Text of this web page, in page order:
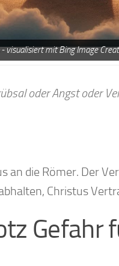
visualisiert mit Bing Image
oder Angst oder
die Römer. Der
Christus
Gefahr